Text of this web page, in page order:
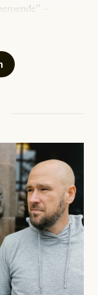
–
”röd, grön och
bra
ingressen
skapar
är att artikeln
– och den
personen
alla politiska